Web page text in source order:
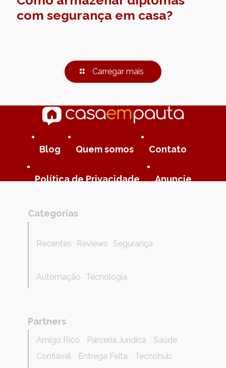
com segurança em casa?
Carregar mais
Blog Quem somos Contato
Política de Privacidade Anuncie
Categorias
Recentes Reviews Segurança
Automação Tecnologia
Partners
Amigo Rico Parceria Jurídica
Saúde
Confiável
Entrega Feita
Tecnohub